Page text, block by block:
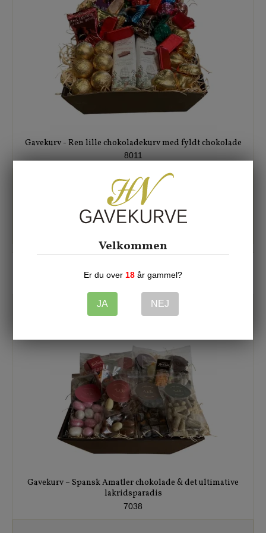
Gavekurv - Ren lille chokoladekurv med fyldt chokolade
8011
VIS PRODUKT
Gavekurv – Spansk Amatler chokolade & det ultimative
lakridsparadis
7038
Velkommen
Er du over 18 år gammel?
JA NEJ